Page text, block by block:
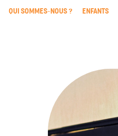
QUI SOMMES-NOUS ? ENFANTS